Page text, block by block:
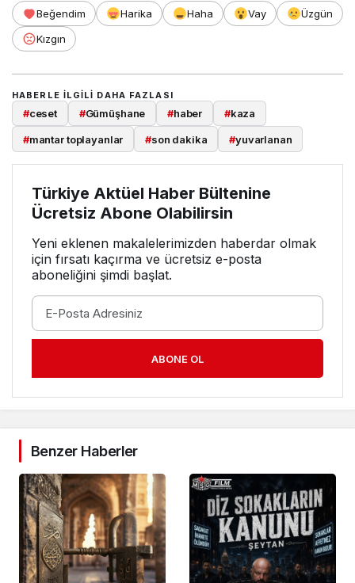
Beğendim Harika Haha Vay
Üzgün
Kızgın
HABERLE ILGILI DAHA FAZLASI
#ceset #Gümüşhane #haber #kaza
#mantar toplayanlar #son dakika #yuvarlanan
Türkiye Aktüel Haber Bültenine
Ücretsiz Abone Olabilirsin
Yeni eklenen makalelerimizden haberdar olmak
için fırsatı kaçırma ve ücretsiz e-posta
aboneliğini şimdi başlat.
ABONE OL
Benzer Haberler